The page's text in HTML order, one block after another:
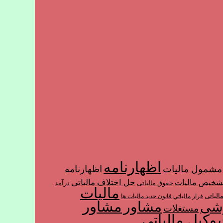
ماليات اظهارنامه اظهارنامه
مالیات حقوق مالیاتی حل اختلاف مالیاتی درآمد
فرار مالياتي قانون جدید مالیات ها مالیات
مستغلات مشاور مشاور